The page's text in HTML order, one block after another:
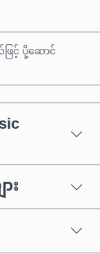
ြင့် ပို့ဆောင်
း